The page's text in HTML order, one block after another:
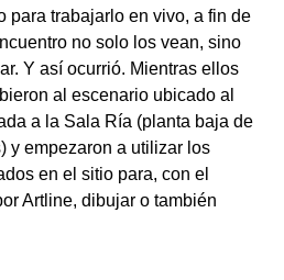
para trabajarlo en vivo, a fin de
no solo los vean, sino
Y así ocurrió. Mientras ellos
al escenario ubicado al
a la Sala Ría (planta baja de
y empezaron a utilizar los
en el sitio para, con el
Artline, dibujar o también